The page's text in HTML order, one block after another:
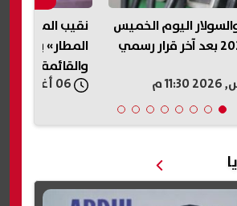
فيديو «سيدة
أزمة أسرية خطيرة..
عودة
مؤقت..
06 أغسطس, 2026 11:20 م